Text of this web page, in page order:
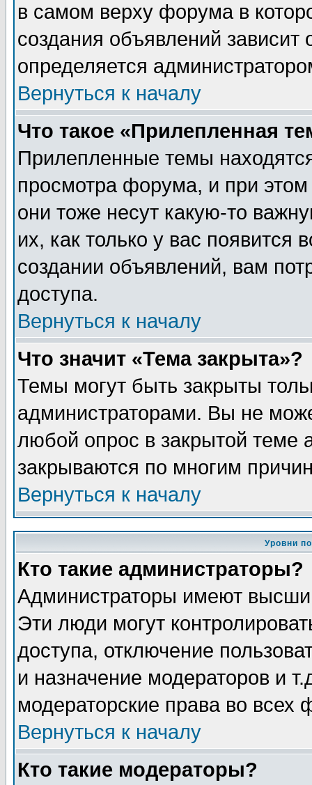
в самом верху форума в
создания объявлений зависит
определяется
Вернуться к началу
Что такое «Прилепленная
Прилепленные темы
просмотра форума, и при
они тоже несут какую-то
их, как только у вас появится
создании объявлений, вам
доступа.
Вернуться к началу
Что значит «Тема закрыта»?
Темы могут быть закрыты
администраторами. Вы не
любой опрос в закрытой теме
закрываются по многим
Вернуться к началу
Уровни
Кто такие администраторы?
Администраторы имеют
Эти люди могут
доступа, отключение
и назначение модераторов и
модераторские права во всех
Вернуться к началу
Кто такие модераторы?